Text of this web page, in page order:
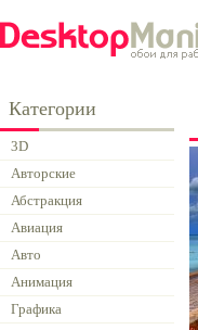
Категории
3D
Авторские
Абстракция
Авиация
Авто
Анимация
Графика